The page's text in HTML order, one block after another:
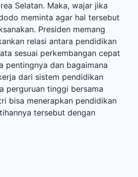
Selatan. Maka, wajar jika
meminta agar hal tersebut
Presiden memang
relasi antara pendidikan
sesuai perkembangan cepat
pentingnya dan bagaimana
dari sistem pendidikan
perguruan tinggi bersama
bisa menerapkan pendidikan
tersebut dengan